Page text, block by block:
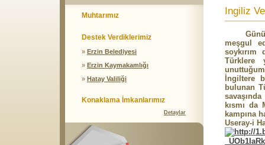
Muhtarımız
Destek Verdiklerimiz
» Erzin Belediyesi
» Erzin Kaymakamlığı
» Hatay Valiliği
Konaklama İmkanlarımız
Detaylar
Ingiliz
meşgul
Türklere
İngiltere
bulunan
kısmı da
kampına
Useray-i